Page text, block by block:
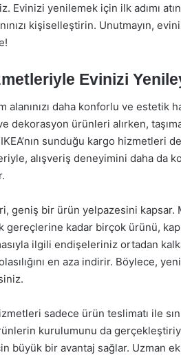
Evinizi yenilemek için ilk adımı
kişiselleştirin. Unutmayın,
Evinizi
alanınızı daha konforlu ve estetik
dekorasyon ürünleri alırken,
sunduğu kargo hizmetleri
alışveriş deneyimini daha da
geniş bir ürün yelpazesini
gereçlerine kadar birçok ürünü,
ilgili endişeleriniz ortadan
en aza indirir. Böylece,
sadece ürün teslimatı ile
kurulumunu da
büyük bir avantaj sağlar. Uzman